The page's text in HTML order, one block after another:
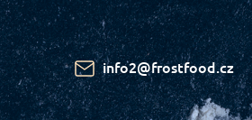
info2@frostfood.cz